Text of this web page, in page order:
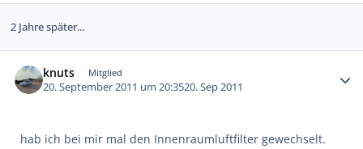
2 Jahre später...
knuts Mitglied
20. September 2011 um 20:3520. Sep 2011
hab ich bei mir mal den Innenraumluftfilter gewechselt.